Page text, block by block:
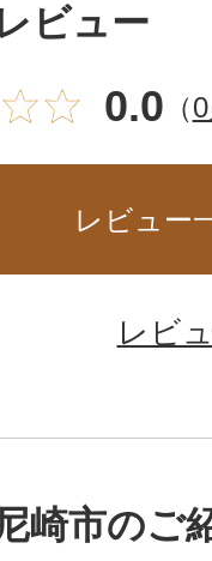
ビュー
0.0 （
レビュー
レビ
崎市のご